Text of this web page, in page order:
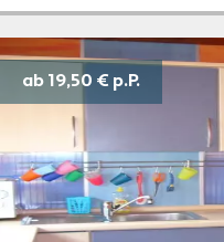
ab 19,50 € p.P.